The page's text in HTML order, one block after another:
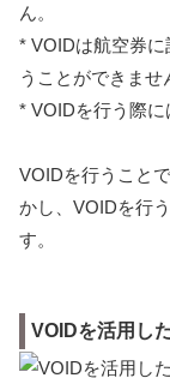
ん。
* VOIDは航空券
うことができませ
* VOIDを行う際に
VOIDを行うこと
かし、VOIDを行
す。
VOIDを活用し